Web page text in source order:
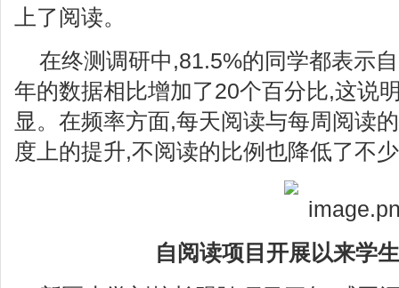
上了阅读。
在终测调研中,81.5%的同学都表示
年的数据相比增加了20个百分比,这说
显。在频率方面,每天阅读与每周阅读
度上的提升,不阅读的比例也降低了不
自阅读项目开展以来学生